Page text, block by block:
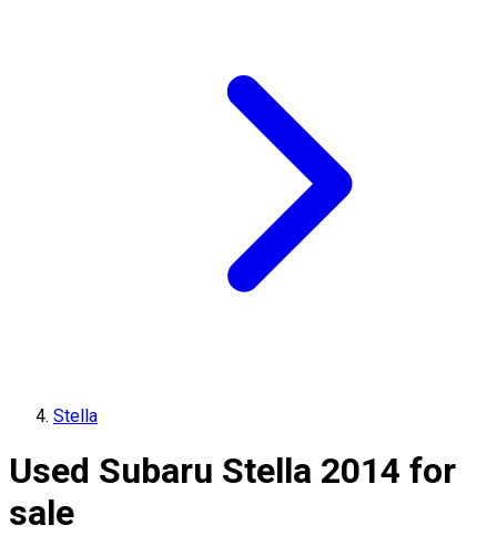
Stella
Used Subaru Stella 2014 for
sale